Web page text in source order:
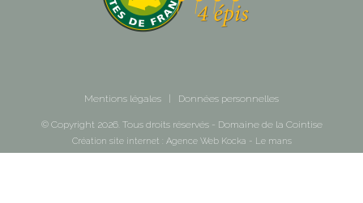
Mentions légales Données personnelles
© Copyright 2026. Tous droits réservés - Domaine de la Cointise
Création site internet : Agence Web Kocka - Le mans